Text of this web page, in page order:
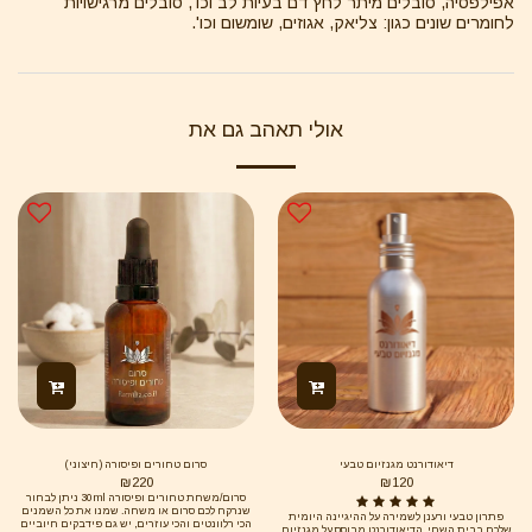
לחומרים שונים כגון: צליאק, אגוזים, שומשום וכו'.
אולי תאהב גם את
דיאודורנט מגנזיום טבעי
₪120
פתרון טבעי ורענן לשמירה על ההיגיינה היומית
שלכם בבית השחי. הדיאודורנט מבוסס על מגנזיום
סרום טחורים ופיסורה (חיצוני)
₪220
סרום/משחת טחורים ופיסורה 30ml ניתן לבחור
שנרקח לכם סרום או משחה. שמנו את כל השמנים
הכי רלוונטים והכי עוזרים, יש גם פידבקים חיוביים